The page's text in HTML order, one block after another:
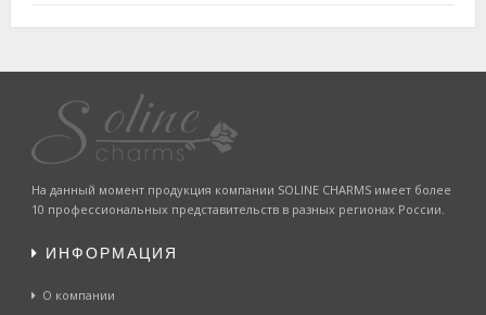
На данный момент продукция компании SOLINE CHARMS имеет более
10 профессиональных представительств в разных регионах России.
ИНФОРМАЦИЯ
О компании